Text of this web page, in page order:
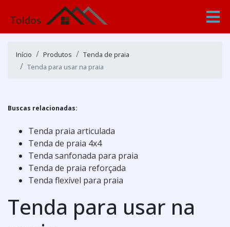
Início Produtos
Tenda de praia
Tenda para usar na praia
Buscas relacionadas:
Tenda praia articulada
Tenda de praia 4x4
Tenda sanfonada para praia
Tenda de praia reforçada
Tenda flexível para praia
Tenda para usar na